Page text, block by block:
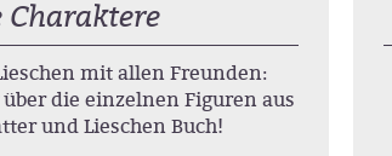
Charaktere
mit allen Freunden:
die einzelnen Figuren aus
und Lieschen Buch!